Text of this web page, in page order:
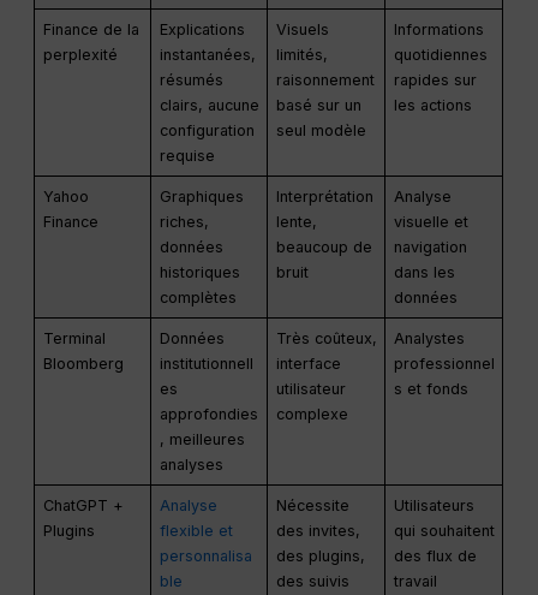
Finance de la
perplexité
Explications
instantanées,
résumés
clairs, aucune
configuration
requise
Visuels
limités,
raisonnement
basé sur un
seul modèle
Informations
quotidiennes
rapides sur
les actions
Yahoo
Finance
Graphiques
riches,
données
historiques
complètes
Interprétation
lente,
beaucoup de
bruit
Analyse
visuelle et
navigation
dans les
données
Terminal
Bloomberg
Données
institutionnell
es
approfondies
, meilleures
analyses
Très coûteux,
interface
utilisateur
complexe
Analystes
professionnel
s et fonds
ChatGPT +
Plugins
Analyse
flexible et
personnalisa
ble
Nécessite
des invites,
des plugins,
des suivis
Utilisateurs
qui souhaitent
des flux de
travail